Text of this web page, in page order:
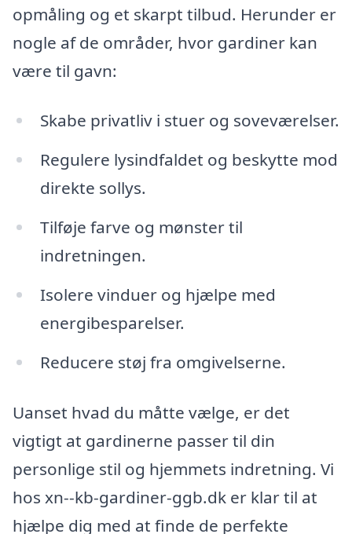
opmåling og et skarpt tilbud. Herunder er
nogle af de områder, hvor gardiner kan
være til gavn:
Skabe privatliv i stuer og soveværelser.
Regulere lysindfaldet og beskytte mod
direkte sollys.
Tilføje farve og mønster til
indretningen.
Isolere vinduer og hjælpe med
energibesparelser.
Reducere støj fra omgivelserne.
Uanset hvad du måtte vælge, er det
vigtigt at gardinerne passer til din
personlige stil og hjemmets indretning. Vi
hos xn--kb-gardiner-ggb.dk er klar til at
hjælpe dig med at finde de perfekte